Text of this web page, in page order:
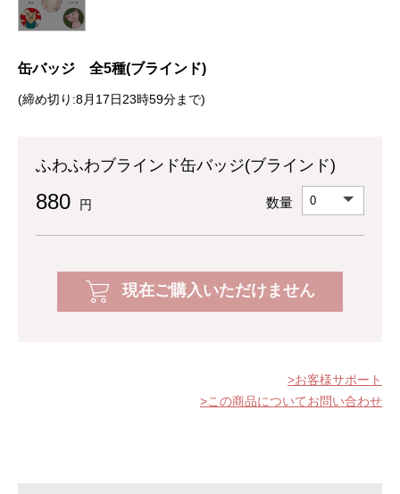
缶バッジ 全5種(ブラインド)
(締め切り:8月17日23時59分まで)
ふわふわブラインド缶バッジ(ブラインド)
880 円 数量
現在ご購入いただけません
お客様サポート
この商品についてお問い合わせ